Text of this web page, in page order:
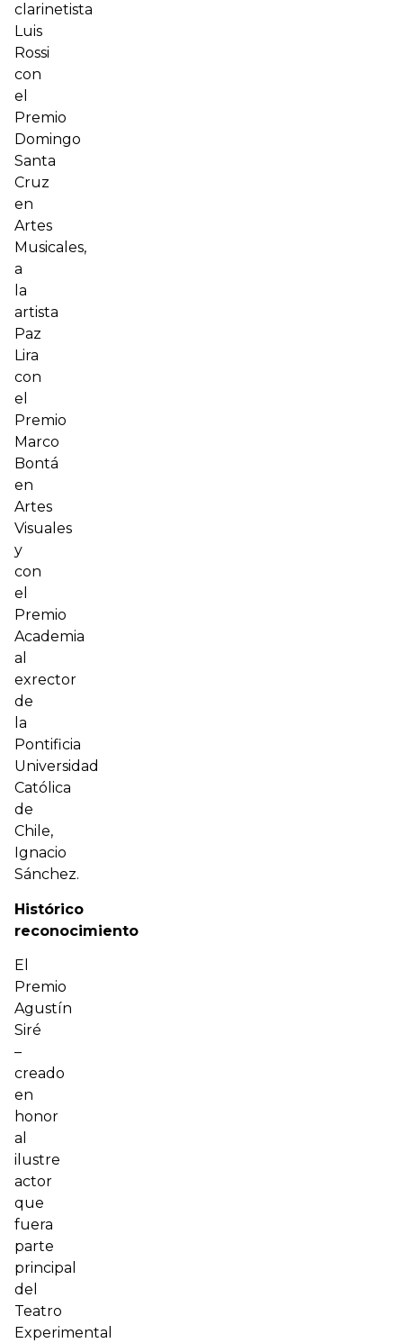
clarinetista
Luis
Rossi
con
el
Premio
Domingo
Santa
Cruz
en
Artes
Musicales,
a
la
artista
Paz
Lira
con
el
Premio
Marco
Bontá
en
Artes
Visuales
y
con
el
Premio
Academia
al
exrector
de
la
Pontificia
Universidad
Católica
de
Chile,
Ignacio
Sánchez.
Histórico
reconocimiento
El
Premio
Agustín
Siré
–
creado
en
honor
al
ilustre
actor
que
fuera
parte
principal
del
Teatro
Experimental